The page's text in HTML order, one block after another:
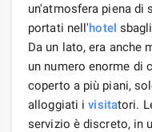
un'atmosfera piena di
portati nell'hotel
Da un lato, era anche
un numero enorme di
coperto a più piani,
alloggiati ivisitatori.
servizio è discreto, in